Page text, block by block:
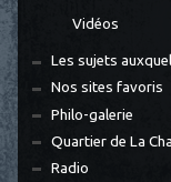
Vidéos
Les sujets
Nos sites favoris
Philo-galerie
Quartier de La
Radio